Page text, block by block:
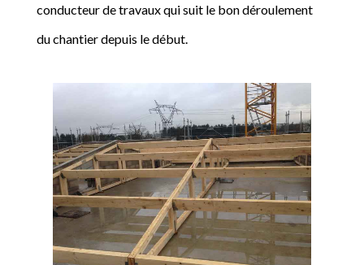
conducteur de travaux qui suit le bon déroulement
du chantier depuis le début.